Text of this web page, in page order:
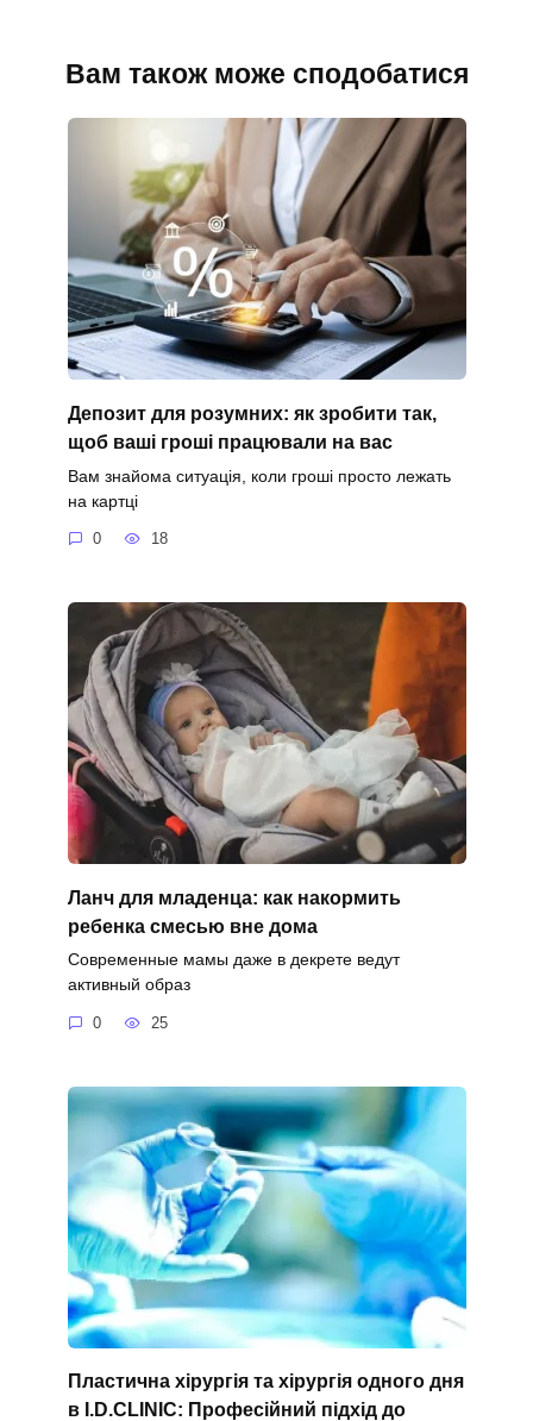
Вам також може сподобатися
Депозит для розумних: як зробити так,
щоб ваші гроші працювали на вас
Вам знайома ситуація, коли гроші просто лежать
на картці
0 18
Ланч для младенца: как накормить
ребенка смесью вне дома
Современные мамы даже в декрете ведут
активный образ
0 25
Пластична хірургія та хірургія одного дня
в I.D.CLINIC: Професійний підхід до